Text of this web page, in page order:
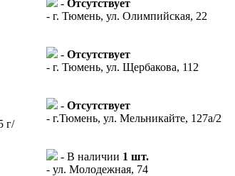
г/
- Отсутствует
- г. Тюмень, ул. Олимпийская, 22
- Отсутствует
- г. Тюмень, ул. Щербакова, 112
- Отсутствует
- г.Тюмень, ул. Мельникайте, 127а/2
- В наличии 1 шт.
- ул. Молодежная, 74